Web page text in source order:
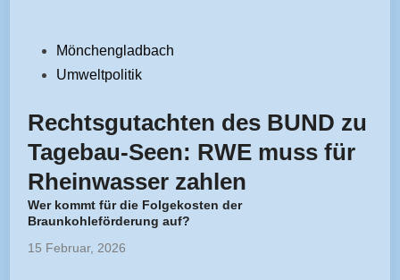
Veröffentlicht
Mönchengladbach
Umweltpolitik
Rechtsgutachten des BUND zu
Tagebau-Seen: RWE muss für
Rheinwasser zahlen
Wer kommt für die Folgekosten der
Braunkohleförderung auf?
15 Februar, 2026